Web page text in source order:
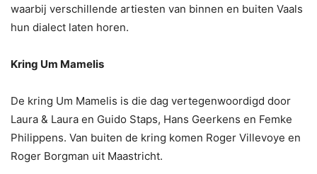
waarbij verschillende artiesten van binnen en buiten Vaals
hun dialect laten horen.
Kring Um Mamelis
De kring Um Mamelis is die dag vertegenwoordigd door
Laura & Laura en Guido Staps, Hans Geerkens en Femke
Philippens. Van buiten de kring komen Roger Villevoye en
Roger Borgman uit Maastricht.